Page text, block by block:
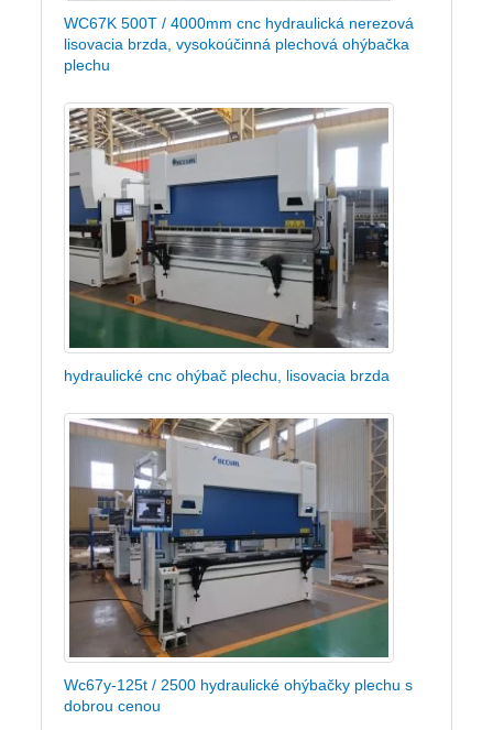
WC67K 500T / 4000mm cnc hydraulická nerezová
lisovacia brzda, vysokoúčinná plechová ohýbačka
plechu
hydraulické cnc ohýbač plechu, lisovacia brzda
Wc67y-125t / 2500 hydraulické ohýbačky plechu s
dobrou cenou